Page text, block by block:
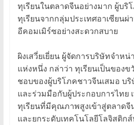
ทุเรียนในตลาดจีนอย่างมาก ผู้บริ
ทุเรียนจากกลุ่มประเทศอาเซียน
อีคอมเมิร์ซอย่างสะดวกสบาย
ผิงเสวี่ยเยี่ยน ผู้จัดการบริษัทจำห
แห่งหนึ่ง กล่าว่า ทุเรียนเป็นของ
ชอบของผู้บริโภคชาวจีนเสมอ บ
และร่วมมือกับผู้ประกอบการไทย
ทุเรียนที่มีคุณภาพสูงเข้าสู่ตลาด
และยกระดับเทคโนโลยีโลจิสติก